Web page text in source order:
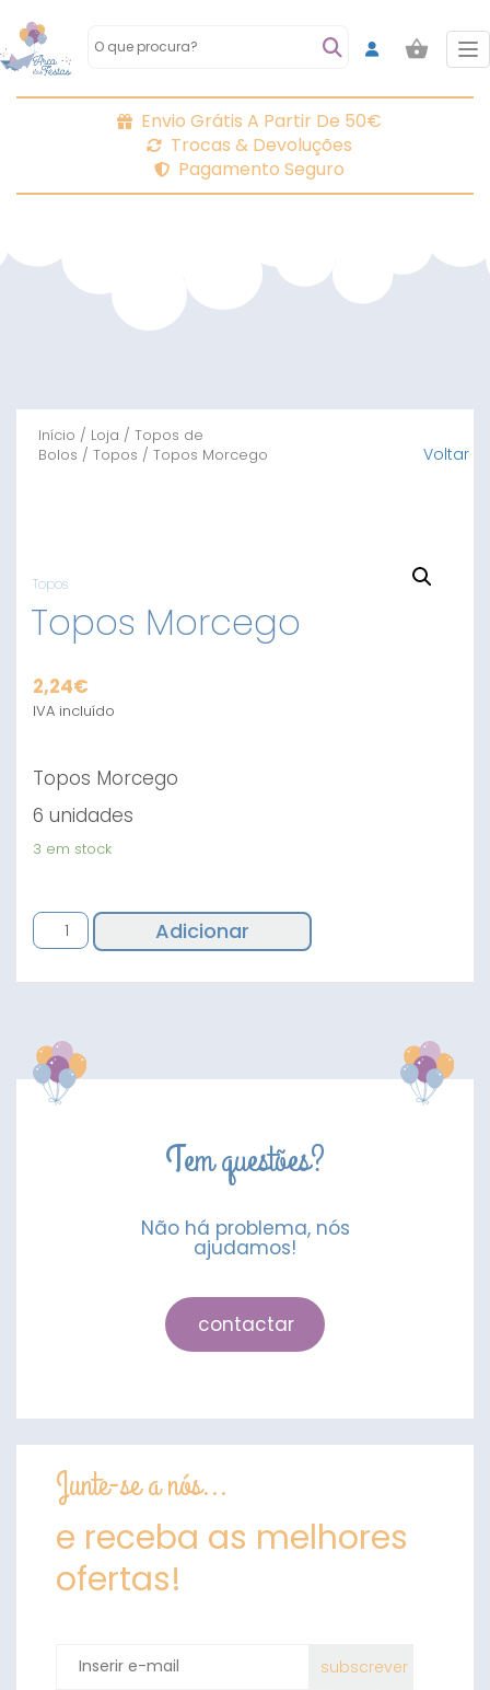
Envio Grátis A Partir De 50€
Trocas & Devoluções
Pagamento Seguro
Início / Loja / Topos de
Bolos / Topos / Topos Morcego Voltar
Topos
Topos Morcego
2,24€
IVA incluído
Topos Morcego
6 unidades
3 em stock
Quantidade
de
Morcego
Adicionar
Tem questões?
Não há problema, nós
ajudamos!
contactar
Junte-se a nós...
e receba as melhores
ofertas!